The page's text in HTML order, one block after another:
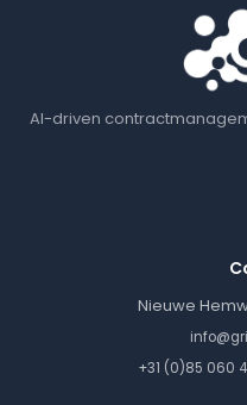
AI-driven
Nieuwe
+31 (0)85 060